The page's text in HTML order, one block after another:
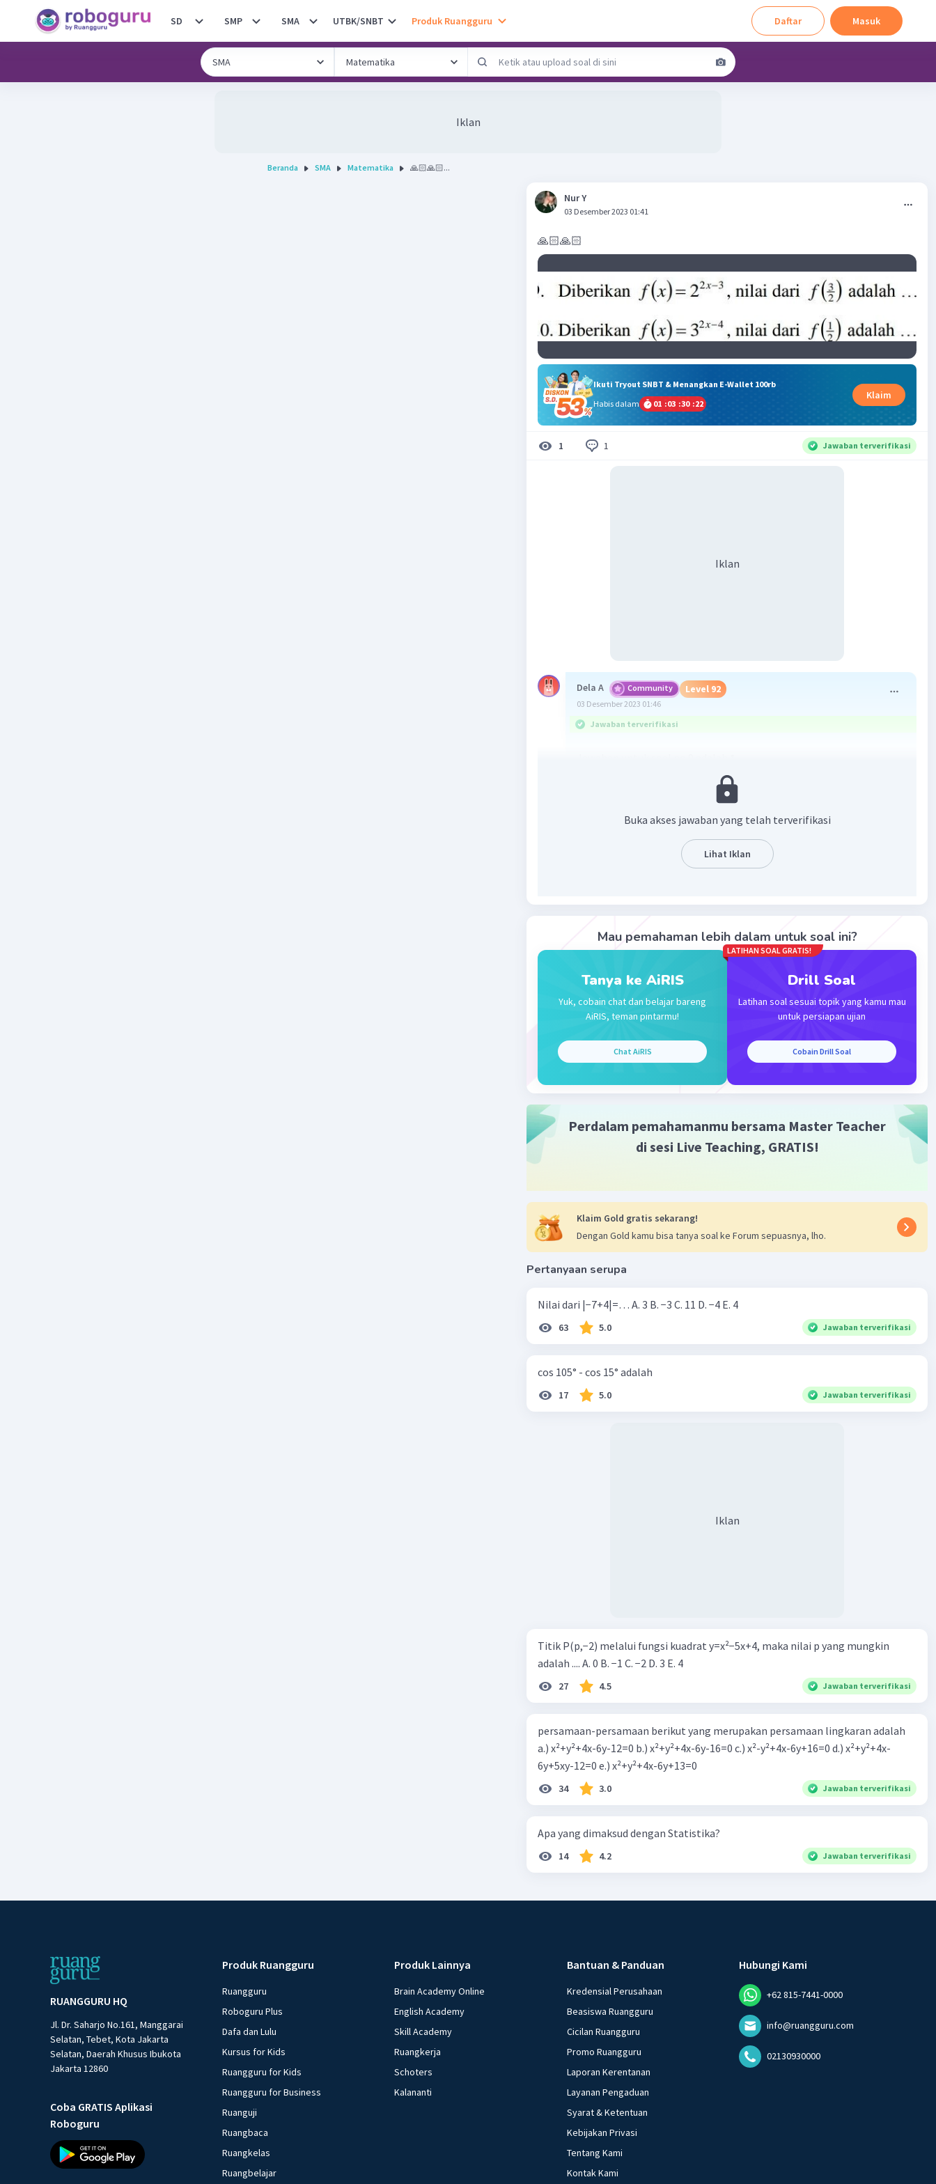
SD SMP SMA UTBK/SNBT Produk Ruangguru Daftar Masuk
Iklan
Beranda SMA Matematika 🙏🏻🙏🏻...
Nur Y
03 Desember 2023 01:41
🙏🏻🙏🏻
Ikuti Tryout SNBT & Menangkan E-Wallet 100rb
Habis dalam
01 :03 :30 :21
Klaim
1 1 Jawaban terverifikasi
Iklan
Dela A Community Level 92
03 Desember 2023 01:46
Jawaban terverifikasi
Dan jawaban untuk soal no 10 adalah
Penjelasan lebih lanjut ada di gambar yaaa
Balas
Iklan
Buka akses jawaban yang telah terverifikasi
Lihat Iklan
Mau pemahaman lebih dalam untuk soal ini?
Tanya ke AiRIS
Yuk, cobain chat dan belajar bareng
AiRIS, teman pintarmu!
Chat AiRIS
LATIHAN SOAL GRATIS!
Drill Soal
Latihan soal sesuai topik yang kamu mau
untuk persiapan ujian
Cobain Drill Soal
Perdalam pemahamanmu bersama Master Teacher
di sesi Live Teaching, GRATIS!
Klaim Gold gratis sekarang!
Dengan Gold kamu bisa tanya soal ke Forum sepuasnya, lho.
Pertanyaan serupa
Nilai dari |−7+4|=… A. 3 B. −3 C. 11 D. −4 E. 4
63 5.0 Jawaban terverifikasi
cos 105° - cos 15° adalah
17 5.0 Jawaban terverifikasi
Iklan
Titik P(p,−2) melalui fungsi kuadrat y=x²−5x+4, maka nilai p yang mungkin
adalah .... A. 0 B. −1 C. −2 D. 3 E. 4
27 4.5 Jawaban terverifikasi
persamaan-persamaan berikut yang merupakan persamaan lingkaran adalah
a.) x²+y²+4x-6y-12=0 b.) x²+y²+4x-6y-16=0 c.) x²-y²+4x-6y+16=0 d.) x²+y²+4x-
6y+5xy-12=0 e.) x²+y²+4x-6y+13=0
34 3.0 Jawaban terverifikasi
Apa yang dimaksud dengan Statistika?
14 4.2 Jawaban terverifikasi
RUANGGURU HQ
Jl. Dr. Saharjo No.161, Manggarai
Selatan, Tebet, Kota Jakarta
Selatan, Daerah Khusus Ibukota
Jakarta 12860
Coba GRATIS Aplikasi
Roboguru
Produk Ruangguru
Ruangguru
Roboguru Plus
Dafa dan Lulu
Kursus for Kids
Ruangguru for Kids
Ruangguru for Business
Ruanguji
Ruangbaca
Ruangkelas
Ruangbelajar
Produk Lainnya
Brain Academy Online
English Academy
Skill Academy
Ruangkerja
Schoters
Kalananti
Bantuan & Panduan
Kredensial Perusahaan
Beasiswa Ruangguru
Cicilan Ruangguru
Promo Ruangguru
Laporan Kerentanan
Layanan Pengaduan
Syarat & Ketentuan
Kebijakan Privasi
Tentang Kami
Kontak Kami
Hubungi Kami
+62 815-7441-0000
info@ruangguru.com
02130930000